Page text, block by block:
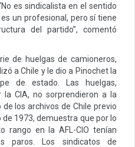
es sindicalista en el sentido
un profesional, pero sí tiene
del partido”, comentó
de huelgas de camioneros,
a Chile y le dio a Pinochet la
de estado. Las huelgas,
la CIA, no sorprendieron a la
los archivos de Chile previo
1973, demuestra que por lo
rango en la AFL-CIO tenían
paros. Los sindicatos de